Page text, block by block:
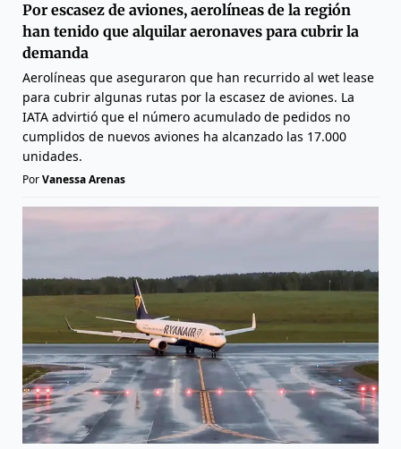
Por escasez de aviones, aerolíneas de la región
han tenido que alquilar aeronaves para cubrir la
demanda
Aerolíneas que aseguraron que han recurrido al wet lease
para cubrir algunas rutas por la escasez de aviones. La
IATA advirtió que el número acumulado de pedidos no
cumplidos de nuevos aviones ha alcanzado las 17.000
unidades.
PorVanessa Arenas